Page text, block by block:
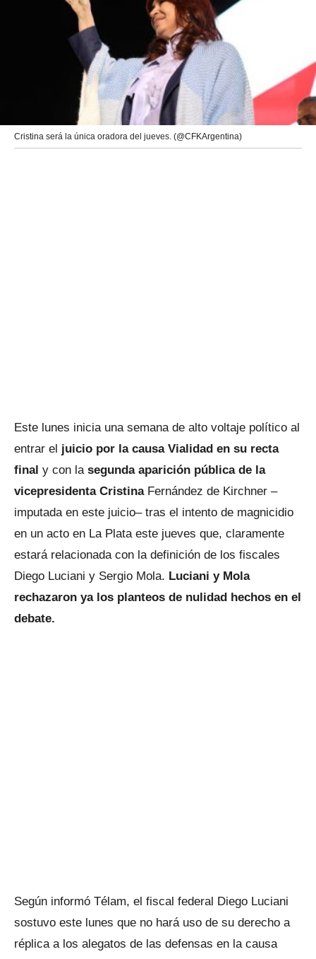
Cristina será la única oradora del jueves. (@CFKArgentina)
Este lunes inicia una semana de alto voltaje político al
entrar el juicio por la causa Vialidad en su recta
final y con la segunda aparición pública de la
vicepresidenta CristinaFernández de Kirchner –
imputada en este juicio– tras el intento de magnicidio
en un acto en La Plata este jueves que, claramente
estará relacionada con la definición de los fiscales
Diego Luciani y Sergio Mola. Luciani y Mola
rechazaron ya los planteos de nulidad hechos en el
debate.
Según informó Télam, el fiscal federal Diego Luciani
sostuvo este lunes que no hará uso de su derecho a
réplica a los alegatos de las defensas en la causa